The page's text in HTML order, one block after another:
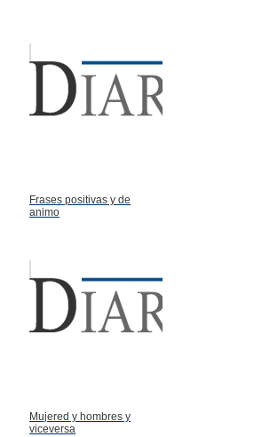
Frases positivas y de
animo
Mujered y hombres y
viceversa